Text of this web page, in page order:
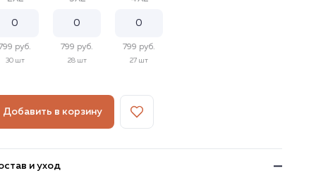
руб.
30 шт
799 руб.
28 шт
799 руб.
27 шт
Добавить в корзину
и уход